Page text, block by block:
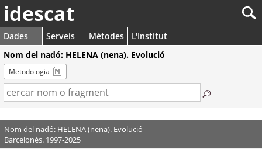
idescat
Dades Serveis Mètodes
L'Institut
Nom del nadó: HELENA (nena). Evolució
Metodologia
Nom del nadó: HELENA (nena). Evolució
Barcelonès. 1997-2025